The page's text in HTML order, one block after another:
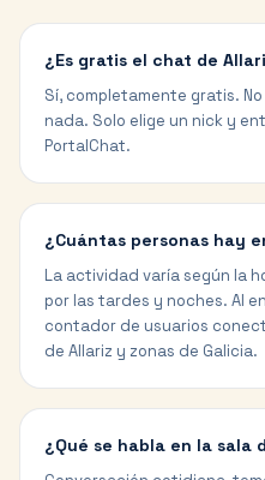
¿Es gratis el chat de
Sí, completamente gratis.
nada. Solo elige un nick y
PortalChat.
¿Cuántas personas hay
La actividad varía según la
por las tardes y noches. Al
contador de usuarios
de Allariz y zonas de Galicia.
¿Qué se habla en la sala